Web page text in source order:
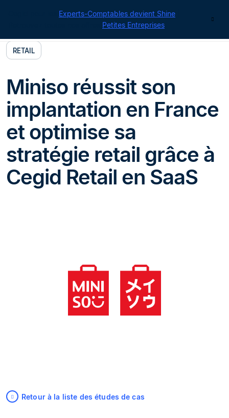
Experts-Comptables devient Shine
Petites Entreprises
RETAIL
Miniso réussit son
implantation en France
et optimise sa
stratégie retail grâce à
Cegid Retail en SaaS
Retour à la liste des études de cas